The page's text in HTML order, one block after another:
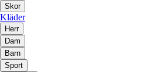
Skor
Kläder
Herr
Dam
Barn
Sport